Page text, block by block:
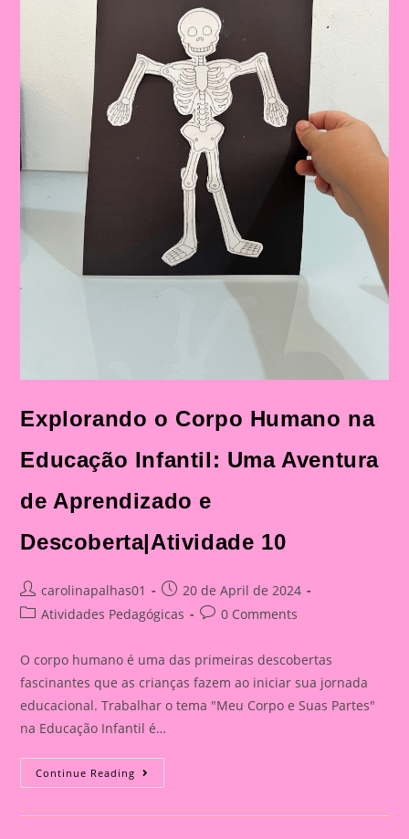
Explorando o Corpo Humano na
Educação Infantil: Uma Aventura
de Aprendizado e
Descoberta|Atividade 10
Post
author:
carolinapalhas01
Post
published:
20 de April de 2024
PostAtividades Pedagógicas
Post0 Comments
O corpo humano é uma das primeiras descobertas
fascinantes que as crianças fazem ao iniciar sua jornada
educacional. Trabalhar o tema "Meu Corpo e Suas Partes"
na Educação Infantil é…
Continue Reading Explorando
O
Humano